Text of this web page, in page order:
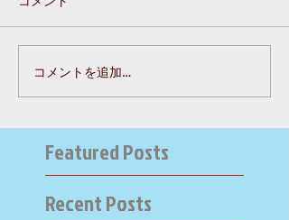
コメントを追加…
Featured Posts
Recent Posts